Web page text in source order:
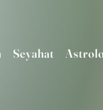
Seyahat